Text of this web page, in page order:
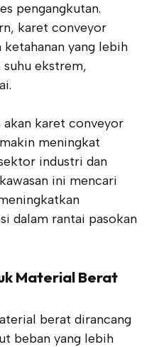
pengangkutan.
karet conveyor
yang lebih
suhu ekstrem,
akan karet conveyor
meningkat
industri dan
ini mencari
dalam rantai pasokan
Material Berat
berat dirancang
beban yang lebih